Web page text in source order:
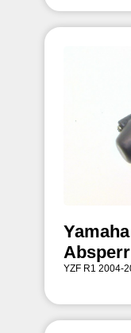
YZF R1 2004-